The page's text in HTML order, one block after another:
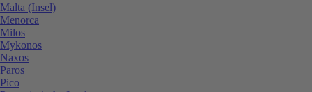
Malta (Insel)
Menorca
Milos
Mykonos
Naxos
Paros
Pico